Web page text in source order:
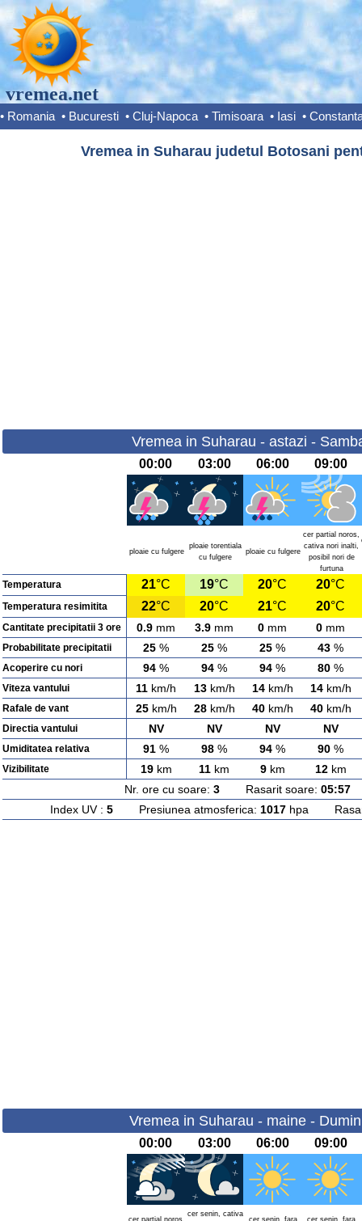
vremea.net
• Romania • Bucuresti • Cluj-Napoca • Timisoara • Iasi •
Vremea in Suharau judetul Botosani
Vremea in Suharau - astazi -
00:00 03:00 06:00 09:00
ploaie cu fulgere
ploaie torentiala
cu fulgere
ploaie cu fulgere
cer partial noros,
cativa nori inalti,
posibil nori de
furtuna
Temperatura 21°C 19°C 20°C 20°C
Temperatura resimitita 22°C 20°C 21°C 20°C
Cantitate precipitatii 3 ore 0.9 mm 3.9 mm 0 mm 0 mm
Probabilitate precipitatii 25 % 25 % 25 % 43 %
Acoperire cu nori 94 % 94 % 94 % 80 %
Viteza vantului 11 km/h 13km/h 14km/h 14km/h
Rafale de vant 25km/h 28km/h 40km/h 40km/h
Directia vantului NV NV NV NV
Umiditatea relativa 91 % 98 % 94 % 90 %
Vizibilitate 19km 11 km 9km 12km
Nr. ore cu soare: 3Rasarit soare: 05:57
Index UV : 5Presiunea atmosferica: 1017hpa
Vremea in Suharau - maine -
00:00 03:00 06:00 09:00
cer partial noros,
cer senin, cativa
cer senin, fara
cer senin, fara